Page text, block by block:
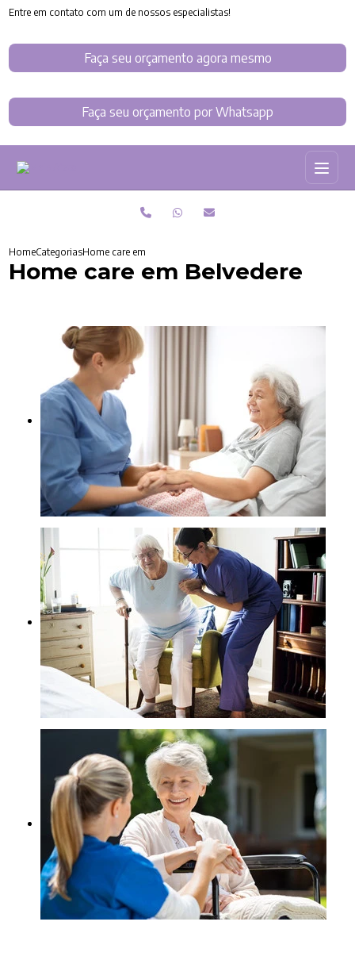
Entre em contato com um de nossos especialistas!
Faça seu orçamento agora mesmo
Faça seu orçamento por Whatsapp
HomeCategoriasHome care em Belvedere
Home care em Belvedere